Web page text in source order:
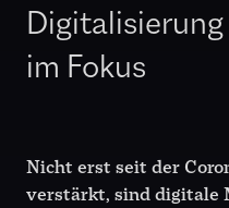
im Fokus
Nicht erst seit der
verstärkt, sind digitale